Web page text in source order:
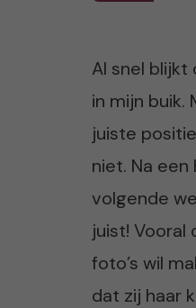
Al snel blijkt
in mijn buik.
juiste
niet. Na
volgende
juist!
foto’s wil
dat zij haar